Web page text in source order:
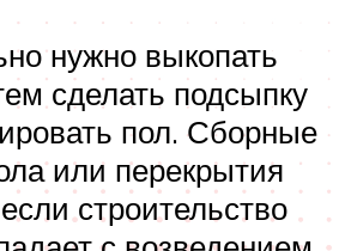
нужно выкопать
сделать подсыпку
пол. Сборные
или перекрытия
строительство